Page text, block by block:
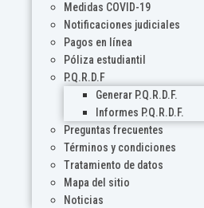
Medidas COVID-19
Notificaciones judiciales
Pagos en línea
Póliza estudiantil
P.Q.R.D.F
Generar P.Q.R.D.F.
Informes P.Q.R.D.F.
Preguntas frecuentes
Términos y condiciones
Tratamiento de datos
Mapa del sitio
Noticias